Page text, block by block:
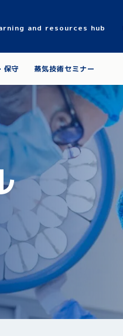
and resources hub
保守 蒸気技術セミナー